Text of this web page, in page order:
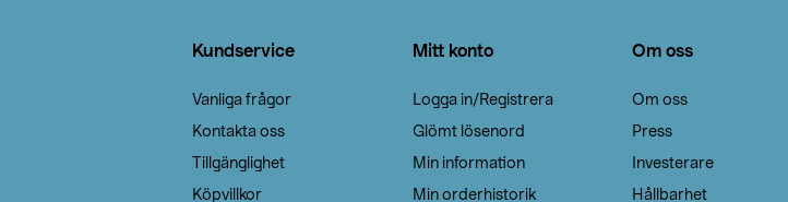
Kundservice
Vanliga frågor
Kontakta oss
Tillgänglighet
Köpvillkor
Mitt konto
Logga in/Registrera
Glömt lösenord
Min information
Min orderhistorik
Om oss
Om oss
Press
Investerare
Hållbarhet